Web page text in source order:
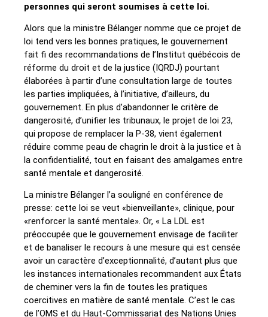
personnes qui seront soumises à cette loi.
Alors que la ministre Bélanger nomme que ce projet de
loi tend vers les bonnes pratiques, le gouvernement
fait fi des recommandations de l’Institut québécois de
réforme du droit et de la justice (IQRDJ) pourtant
élaborées à partir d’une consultation large de toutes
les parties impliquées, à l’initiative, d’ailleurs, du
gouvernement. En plus d’abandonner le critère de
dangerosité, d’unifier les tribunaux, le projet de loi 23,
qui propose de remplacer la P-38, vient également
réduire comme peau de chagrin le droit à la justice et à
la confidentialité, tout en faisant des amalgames entre
santé mentale et dangerosité.
La ministre Bélanger l’a souligné en conférence de
presse: cette loi se veut «bienveillante», clinique, pour
«renforcer la santé mentale». Or, « La LDL est
préoccupée que le gouvernement envisage de faciliter
et de banaliser le recours à une mesure qui est censée
avoir un caractère d’exceptionnalité, d’autant plus que
les instances internationales recommandent aux États
de cheminer vers la fin de toutes les pratiques
coercitives en matière de santé mentale. C’est le cas
de l’OMS et du Haut-Commissariat des Nations Unies